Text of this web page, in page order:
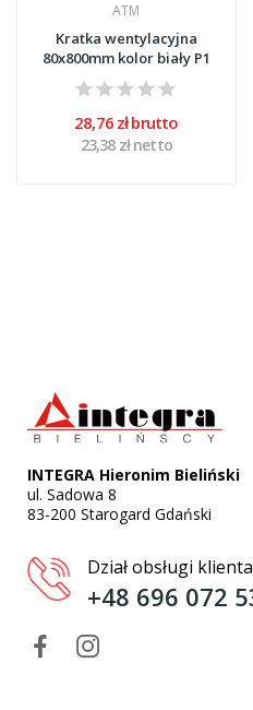
ATM
Kratka wentylacyjna
80x800mm kolor biały P1
28,76 zł brutto
23,38 zł netto
INTEGRA Hieronim Bieliński
ul. Sadowa 8
83-200 Starogard Gdański
Dział obsługi klienta
+48 696 072